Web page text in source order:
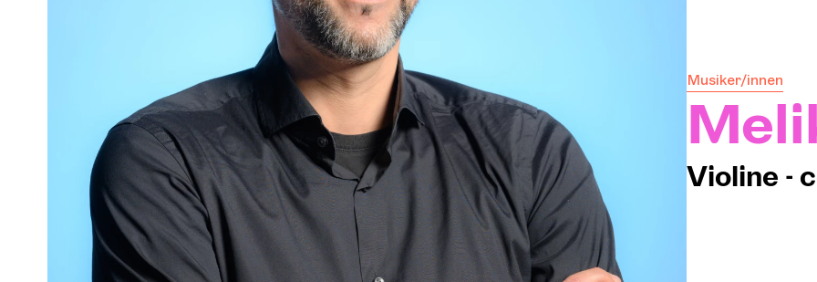
Musiker/innen
Violine -
DIE